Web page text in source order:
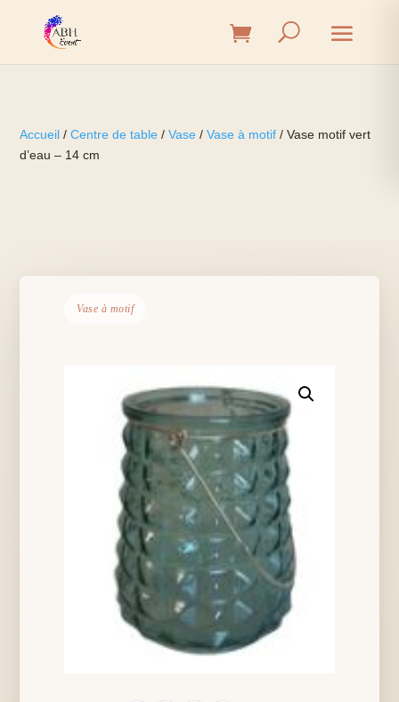
Accueil /Centre de table /Vase /Vase à motif / Vase motif vert
d’eau – 14 cm
Vase à motif